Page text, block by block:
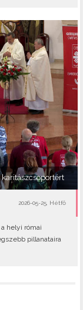
2026-05-25, Hétfő
helyi római
pillanataira